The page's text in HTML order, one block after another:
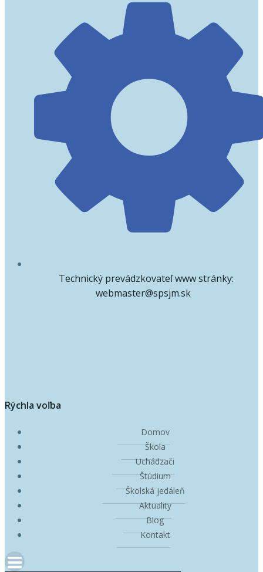
Technický prevádzkovateľ www stránky:
webmaster@spsjm.sk
Rýchla voľba
Domov
Škola
Uchádzači
Štúdium
Školská jedáleň
Aktuality
Blog
Kontakt